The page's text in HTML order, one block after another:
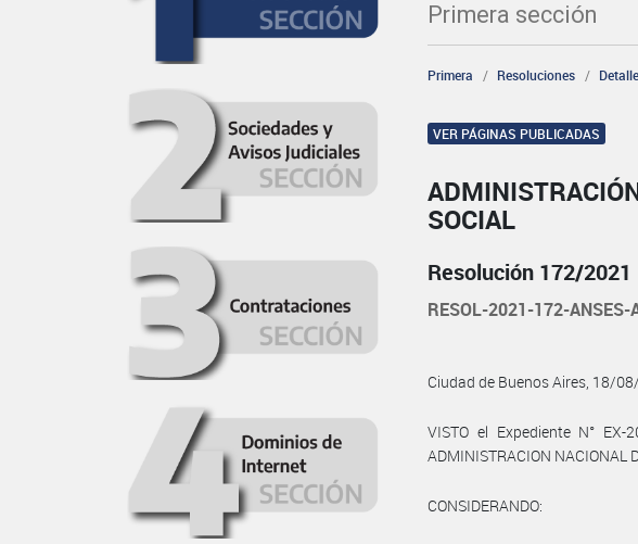
Primera sección
Primera Resoluciones Detalle
VER PÁGINAS PUBLICADAS
SOCIAL
Resolución 172/2021
RESOL-2021-172-ANSES-
Ciudad de Buenos Aires, 18/
VISTO el Expediente N° EX-
ADMINISTRACION NACIONAL
CONSIDERANDO: